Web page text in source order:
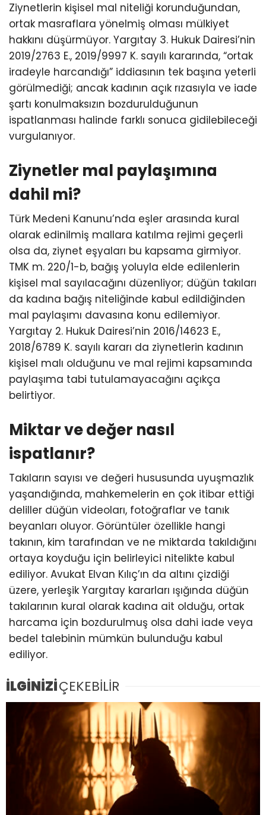
Ziynetlerin kişisel mal niteliği korunduğundan,
ortak masraflara yönelmiş olması mülkiyet
hakkını düşürmüyor. Yargıtay 3. Hukuk Dairesi’nin
2019/2763 E., 2019/9997 K. sayılı kararında, “ortak
iradeyle harcandığı” iddiasının tek başına yeterli
görülmediği; ancak kadının açık rızasıyla ve iade
şartı konulmaksızın bozdurulduğunun
ispatlanması halinde farklı sonuca gidilebileceği
vurgulanıyor.
Ziynetler mal paylaşımına
dahil mi?
Türk Medeni Kanunu’nda eşler arasında kural
olarak edinilmiş mallara katılma rejimi geçerli
olsa da, ziynet eşyaları bu kapsama girmiyor.
TMK m. 220/1-b, bağış yoluyla elde edilenlerin
kişisel mal sayılacağını düzenliyor; düğün takıları
da kadına bağış niteliğinde kabul edildiğinden
mal paylaşımı davasına konu edilemiyor.
Yargıtay 2. Hukuk Dairesi’nin 2016/14623 E.,
2018/6789 K. sayılı kararı da ziynetlerin kadının
kişisel malı olduğunu ve mal rejimi kapsamında
paylaşıma tabi tutulamayacağını açıkça
belirtiyor.
Miktar ve değer nasıl
ispatlanır?
Takıların sayısı ve değeri hususunda uyuşmazlık
yaşandığında, mahkemelerin en çok itibar ettiği
deliller düğün videoları, fotoğraflar ve tanık
beyanları oluyor. Görüntüler özellikle hangi
takının, kim tarafından ve ne miktarda takıldığını
ortaya koyduğu için belirleyici nitelikte kabul
ediliyor. Avukat Elvan Kılıç’ın da altını çizdiği
üzere, yerleşik Yargıtay kararları ışığında düğün
takılarının kural olarak kadına ait olduğu, ortak
harcama için bozdurulmuş olsa dahi iade veya
bedel talebinin mümkün bulunduğu kabul
ediliyor.
İLGİNİZİÇEKEBİLİR